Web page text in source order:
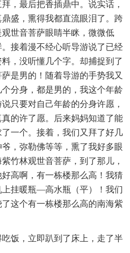
，最后把香插鼎中。说实话，
盛，熏得我都直流眼泪了。跨
世音菩萨眼睛半眯，微微低
接着漫不经心听导游说了已经
，没听懂几个字。却捕捉到了
是男的！随着导游的手势我又
分身，都是男的，我这个年龄
只要对自己年龄的分身许愿，
的许了愿。后来妈妈知道了能
一个。接着，我们又拜了好几
，弥勒佛等等，熏了我好多眼
竹林观世音菩萨，到了那儿，
高啊，有一栋楼那么高！我猜
挂暖瓶—高水瓶（平）！我们
这个有一栋楼那么高的南海紫
，立即趴到了床上，走了半